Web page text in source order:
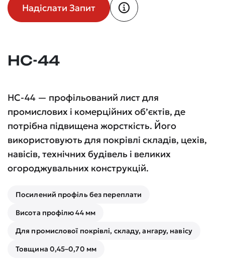
Надіслати Запит
НС-44
НС-44 — профільований лист для
промислових і комерційних об’єктів, де
потрібна підвищена жорсткість. Його
використовують для покрівлі складів, цехів,
навісів, технічних будівель і великих
огороджувальних конструкцій.
Посилений профіль без переплати
Висота профілю 44 мм
Для промислової покрівлі, складу, ангару, навісу
Товщина 0,45–0,70 мм